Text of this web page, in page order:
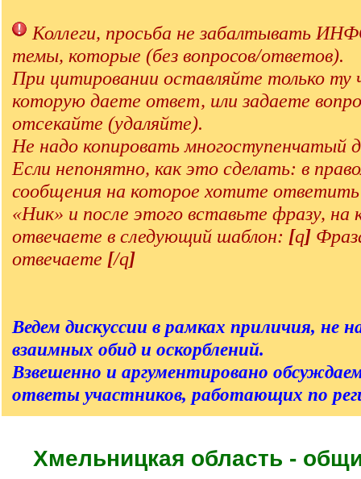
]
Коллеги, просьба не забалтывать
темы, которые (без вопросов/ответов).
При цитировании оставляйте только ту
которую даете ответ, или задаете
отсекайте (удаляйте).
Не надо копировать многоступенчатый
Если непонятно, как это сделать: в
сообщения на которое хотите
«Ник» и после этого вставьте фразу, на
отвечаете в следующий шаблон: [q]
отвечаете [/q]
Ведем дискуссии в рамках приличия, не
взаимных обид и оскорблений.
Взвешенно и аргументировано
ответы участников, работающих по
Хмельницкая область -